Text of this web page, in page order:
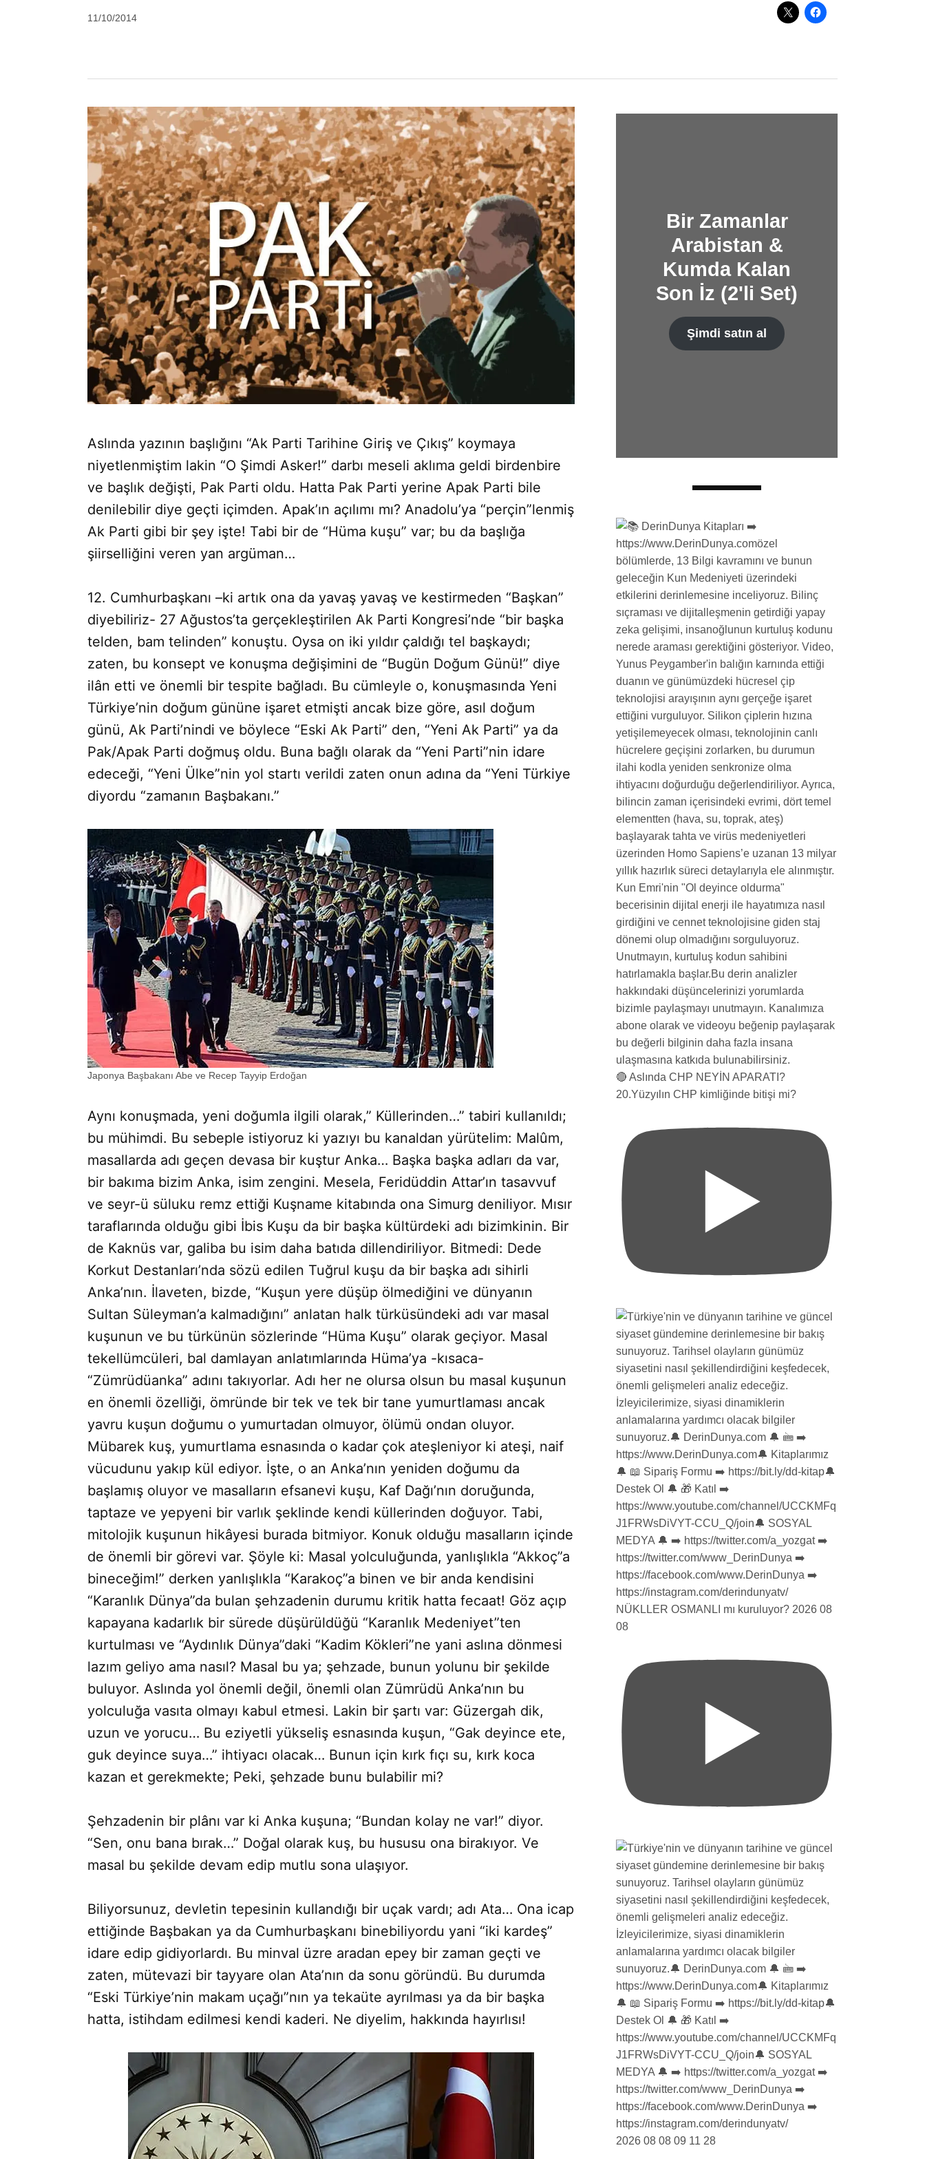
by
11/10/2014
Aslında yazının başlığını “Ak Parti Tarihine Giriş ve Çıkış” koymaya
niyetlenmiştim lakin “O Şimdi Asker!” darbı meseli aklıma geldi birdenbire
ve başlık değişti, Pak Parti oldu. Hatta Pak Parti yerine Apak Parti bile
denilebilir diye geçti içimden. Apak’ın açılımı mı? Anadolu’ya “perçin”lenmiş
Ak Parti gibi bir şey işte! Tabi bir de “Hüma kuşu” var; bu da başlığa
şiirselliğini veren yan argüman…
12. Cumhurbaşkanı –ki artık ona da yavaş yavaş ve kestirmeden “Başkan”
diyebiliriz- 27 Ağustos’ta gerçekleştirilen Ak Parti Kongresi’nde “bir başka
telden, bam telinden” konuştu. Oysa on iki yıldır çaldığı tel başkaydı;
zaten, bu konsept ve konuşma değişimini de “Bugün Doğum Günü!” diye
ilân etti ve önemli bir tespite bağladı. Bu cümleyle o, konuşmasında Yeni
Türkiye’nin doğum gününe işaret etmişti ancak bize göre, asıl doğum
günü, Ak Parti’nindi ve böylece “Eski Ak Parti” den, “Yeni Ak Parti” ya da
Pak/Apak Parti doğmuş oldu. Buna bağlı olarak da “Yeni Parti”nin idare
edeceği, “Yeni Ülke”nin yol startı verildi zaten onun adına da “Yeni Türkiye
diyordu “zamanın Başbakanı.”
Japonya Başbakanı Abe ve Recep Tayyip Erdoğan
Aynı konuşmada, yeni doğumla ilgili olarak,” Küllerinden…” tabiri kullanıldı;
bu mühimdi. Bu sebeple istiyoruz ki yazıyı bu kanaldan yürütelim: Malûm,
masallarda adı geçen devasa bir kuştur Anka… Başka başka adları da var,
bir bakıma bizim Anka, isim zengini. Mesela, Feridüddin Attar’ın tasavvuf
ve seyr-ü süluku remz ettiği Kuşname kitabında ona Simurg deniliyor. Mısır
taraflarında olduğu gibi İbis Kuşu da bir başka kültürdeki adı bizimkinin. Bir
de Kaknüs var, galiba bu isim daha batıda dillendiriliyor. Bitmedi: Dede
Korkut Destanları’nda sözü edilen Tuğrul kuşu da bir başka adı sihirli
Anka’nın. İlaveten, bizde, “Kuşun yere düşüp ölmediğini ve dünyanın
Sultan Süleyman’a kalmadığını” anlatan halk türküsündeki adı var masal
kuşunun ve bu türkünün sözlerinde “Hüma Kuşu” olarak geçiyor. Masal
tekellümcüleri, bal damlayan anlatımlarında Hüma’ya -kısaca-
“Zümrüdüanka” adını takıyorlar. Adı her ne olursa olsun bu masal kuşunun
en önemli özelliği, ömründe bir tek ve tek bir tane yumurtlaması ancak
yavru kuşun doğumu o yumurtadan olmuyor, ölümü ondan oluyor.
Mübarek kuş, yumurtlama esnasında o kadar çok ateşleniyor ki ateşi, naif
vücudunu yakıp kül ediyor. İşte, o an Anka’nın yeniden doğumu da
başlamış oluyor ve masalların efsanevi kuşu, Kaf Dağı’nın doruğunda,
taptaze ve yepyeni bir varlık şeklinde kendi küllerinden doğuyor. Tabi,
mitolojik kuşunun hikâyesi burada bitmiyor. Konuk olduğu masalların içinde
de önemli bir görevi var. Şöyle ki: Masal yolculuğunda, yanlışlıkla “Akkoç”a
bineceğim!” derken yanlışlıkla “Karakoç”a binen ve bir anda kendisini
“Karanlık Dünya”da bulan şehzadenin durumu kritik hatta fecaat! Göz açıp
kapayana kadarlık bir sürede düşürüldüğü “Karanlık Medeniyet”ten
kurtulması ve “Aydınlık Dünya”daki “Kadim Kökleri”ne yani aslına dönmesi
lazım geliyo ama nasıl? Masal bu ya; şehzade, bunun yolunu bir şekilde
buluyor. Aslında yol önemli değil, önemli olan Zümrüdü Anka’nın bu
yolculuğa vasıta olmayı kabul etmesi. Lakin bir şartı var: Güzergah dik,
uzun ve yorucu… Bu eziyetli yükseliş esnasında kuşun, “Gak deyince ete,
guk deyince suya…” ihtiyacı olacak… Bunun için kırk fıçı su, kırk koca
kazan et gerekmekte; Peki, şehzade bunu bulabilir mi?
Şehzadenin bir plânı var ki Anka kuşuna; “Bundan kolay ne var!” diyor.
“Sen, onu bana bırak…” Doğal olarak kuş, bu hususu ona birakıyor. Ve
masal bu şekilde devam edip mutlu sona ulaşıyor.
Biliyorsunuz, devletin tepesinin kullandığı bir uçak vardı; adı Ata… Ona icap
ettiğinde Başbakan ya da Cumhurbaşkanı binebiliyordu yani “iki kardeş”
idare edip gidiyorlardı. Bu minval üzre aradan epey bir zaman geçti ve
zaten, mütevazi bir tayyare olan Ata’nın da sonu göründü. Bu durumda
“Eski Türkiye’nin makam uçağı”nın ya tekaüte ayrılması ya da bir başka
hatta, istihdam edilmesi kendi kaderi. Ne diyelim, hakkında hayırlısı!
Bir Zamanlar
Arabistan &
Kumda Kalan
Son İz (2'li Set)
Şimdi satın al
🔴 Aslında CHP NEYİN APARATI?
20.Yüzyılın CHP kimliğinde bitişi mi?
NÜKLLER OSMANLI mı kuruluyor? 2026 08
08
2026 08 08 09 11 28